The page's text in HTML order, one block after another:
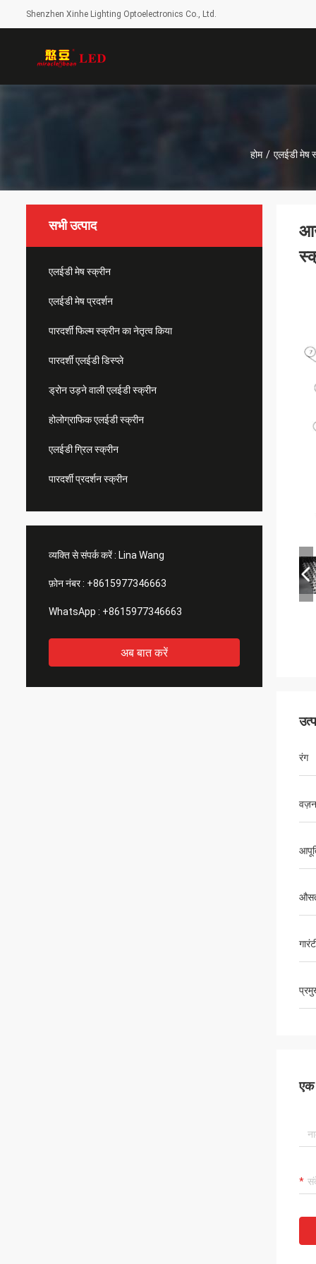
Shenzhen Xinhe Lighting Optoelectronics Co., Ltd.
होम / एलईडी मेष
सभी उत्पाद
एलईडी मेष स्क्रीन
एलईडी मेष प्रदर्शन
पारदर्शी फिल्म स्क्रीन का नेतृत्व किया
पारदर्शी एलईडी डिस्प्ले
ड्रोन उड़ने वाली एलईडी स्क्रीन
होलोग्राफिक एलईडी स्क्रीन
एलईडी ग्रिल स्क्रीन
पारदर्शी प्रदर्शन स्क्रीन
व्यक्ति से संपर्क करें : Lina Wang
फ़ोन नंबर : +8615977346663
WhatsApp : +8615977346663
अब बात करें
रंग
वज़न
एक